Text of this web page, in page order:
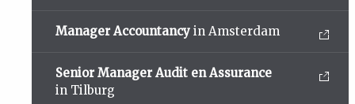
Manager Accountancy in Amsterdam
Senior Manager Audit en Assurance
in Tilburg